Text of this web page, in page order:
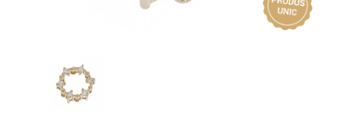
BIJUTERII COPII